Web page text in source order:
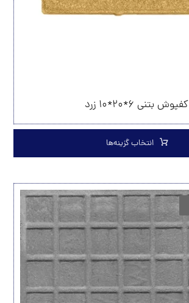
کفپوش بتنی ۶*۲۰*۱۰ زرد
انتخاب گزینه‌ها